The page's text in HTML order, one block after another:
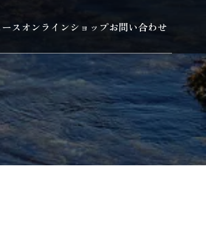
ス オンラインショップお問い合わせ